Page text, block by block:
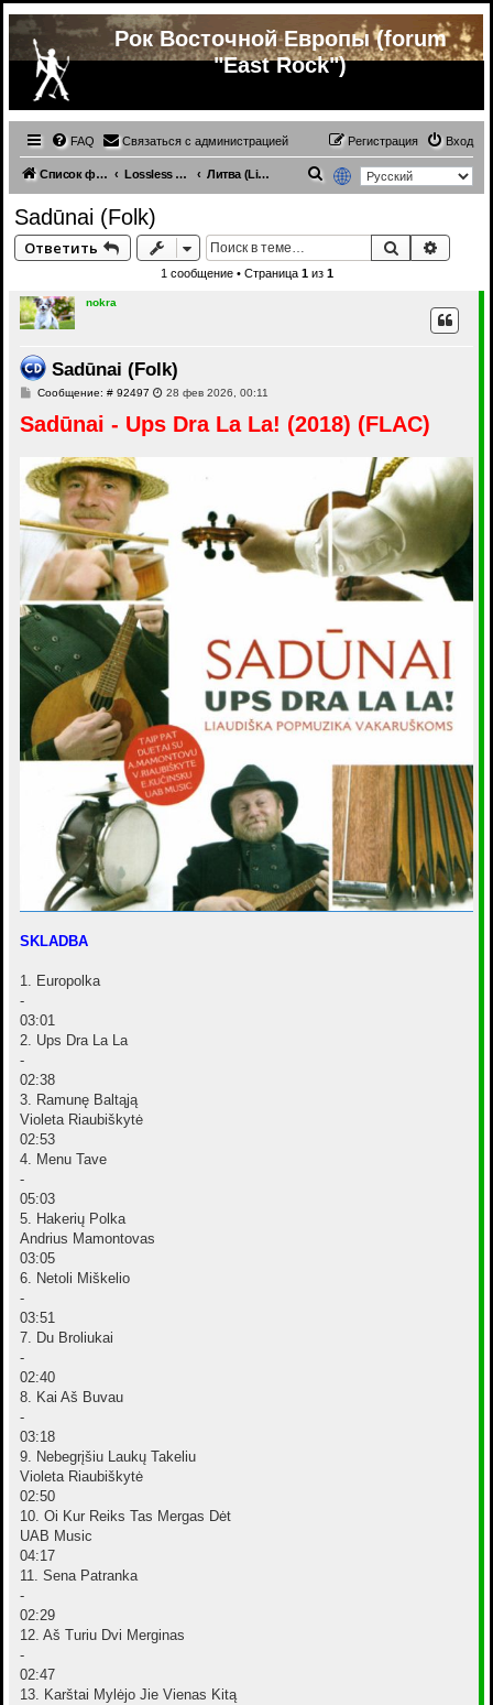
Рок Восточной Европы (forum
"East Rock")
FAQ Связаться с администрацией Вход
Регистрация
Список форумов Lossless Russian (& ex.USSR) music Литва (Lietuva) (different genres)
к
Sadūnai (Folk)
Ответить Поиск
1 сообщение • Страница 1из 1
nokra
Sadūnai (Folk)
Сообщение: # 92497С
о
б
н
и
е
28 фев 2026, 00:11
Sadūnai - Ups Dra La La! (2018) (FLAC)
SKLADBA
1. Europolka
-
03:01
2. Ups Dra La La
-
02:38
3. Ramunę Baltąją
Violeta Riaubiškytė
02:53
4. Menu Tave
-
05:03
5. Hakerių Polka
Andrius Mamontovas
03:05
6. Netoli Miškelio
-
03:51
7. Du Broliukai
-
02:40
8. Kai Aš Buvau
-
03:18
9. Nebegrįšiu Laukų Takeliu
Violeta Riaubiškytė
02:50
10. Oi Kur Reiks Tas Mergas Dėt
UAB Music
04:17
11. Sena Patranka
-
02:29
12. Aš Turiu Dvi Merginas
-
02:47
13. Karštai Mylėjo Jie Vienas Kitą